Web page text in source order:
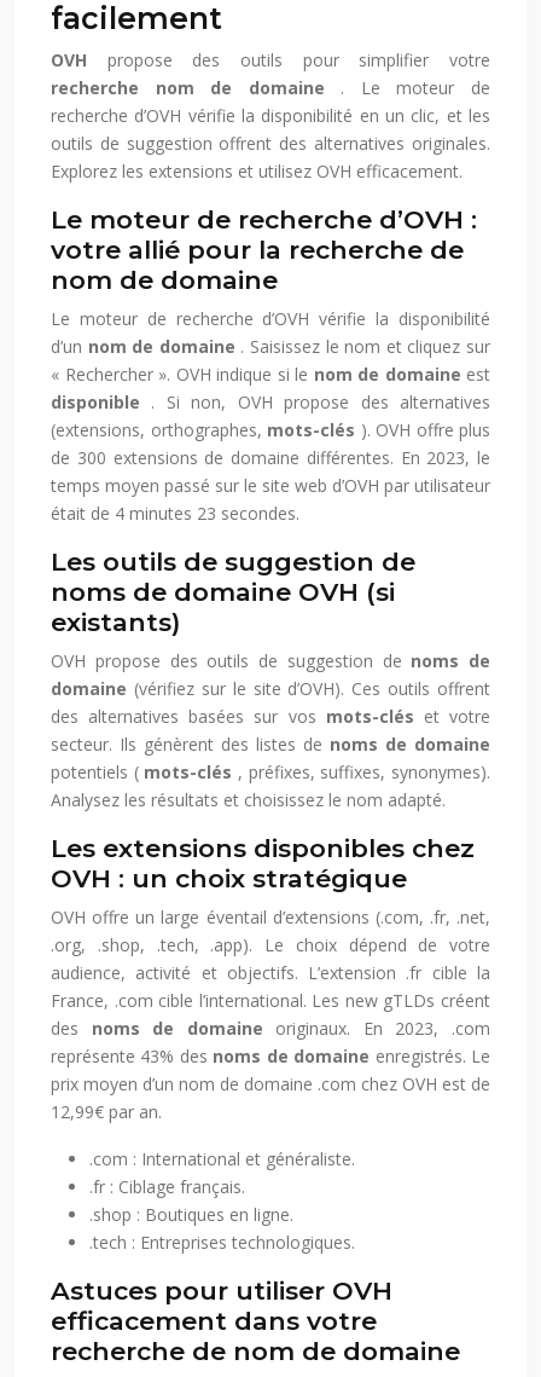
facilement
OVH propose des outils pour simplifier votre
recherche nom de domaine . Le moteur de
recherche d’OVH vérifie la disponibilité en un clic, et les
outils de suggestion offrent des alternatives originales.
Explorez les extensions et utilisez OVH efficacement.
Le moteur de recherche d’OVH :
votre allié pour la recherche de
nom de domaine
Le moteur de recherche d’OVH vérifie la disponibilité
d’un nom de domaine . Saisissez le nom et cliquez sur
« Rechercher ». OVH indique si le nom de domaine est
disponible . Si non, OVH propose des alternatives
(extensions, orthographes, mots-clés ). OVH offre plus
de 300 extensions de domaine différentes. En 2023, le
temps moyen passé sur le site web d’OVH par utilisateur
était de 4 minutes 23 secondes.
Les outils de suggestion de
noms de domaine OVH (si
existants)
OVH propose des outils de suggestion de noms de
domaine (vérifiez sur le site d’OVH). Ces outils offrent
des alternatives basées sur vos mots-clés et votre
secteur. Ils génèrent des listes de noms de domaine
potentiels ( mots-clés , préfixes, suffixes, synonymes).
Analysez les résultats et choisissez le nom adapté.
Les extensions disponibles chez
OVH : un choix stratégique
OVH offre un large éventail d’extensions (.com, .fr, .net,
.org, .shop, .tech, .app). Le choix dépend de votre
audience, activité et objectifs. L’extension .fr cible la
France, .com cible l’international. Les new gTLDs créent
des noms de domaine originaux. En 2023, .com
représente 43% des noms de domaine enregistrés. Le
prix moyen d’un nom de domaine .com chez OVH est de
12,99€ par an.
.com : International et généraliste.
.fr : Ciblage français.
.shop : Boutiques en ligne.
.tech : Entreprises technologiques.
Astuces pour utiliser OVH
efficacement dans votre
recherche de nom de domaine